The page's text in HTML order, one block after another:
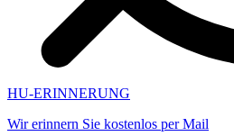
HU-ERINNERUNG
Wir erinnern Sie kostenlos per Mail